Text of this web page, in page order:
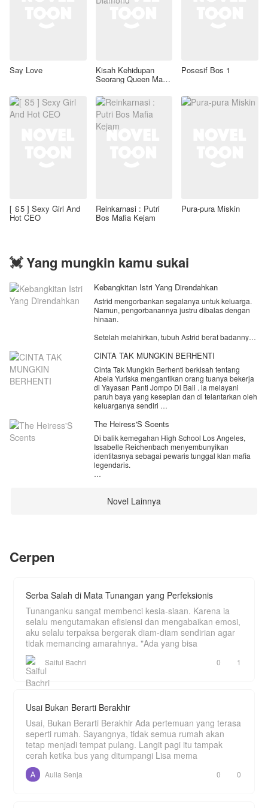
Say Love Kisah Kehidupan
Seorang Queen Mafia
Posesif Bos 1
[ ៜ5 ] Sexy Girl And
Hot CEO
Reinkarnasi : Putri
Bos Mafia Kejam
Pura-pura Miskin
💓 Yang mungkin kamu sukai
Kebangkitan Istri Yang Direndahkan
Astrid mengorbankan segalanya untuk keluarga.
Namun, pengorbanannya justru dibalas dengan
hinaan.
Setelah melahirkan, tubuh Astrid berat badannya
yang seorang dokter, merasa malu memiliki istri
juga menganggap Astrid sebagai wanita tidak
berguna karena tidak memiliki pekerjaan maupun
prestasi yang bisa dibanggakan.
Puncaknya terjadi saat Lucas dan Marta
undangan. Harga dirinya diinjak-injak tanpa belas
kasihan, seolah seluruh pengorbanannya selama
ini tidak pernah berarti. Hari itu, Astrid
memutuskan untuk berhenti menangis.
Dengan bantuan Mateo, Astrid bangkit dan
dulu merendahkan mulai menyadari kesalahan
mereka.
CINTA TAK MUNGKIN BERHENTI
Cinta Tak Mungkin Berhenti berkisah tentang
Abela Yuriska mengantikan orang tuanya bekerja
di Yayasan Panti Jompo Di Bali . ia melayani
paruh baya yang kesepian dan di telantarkan oleh
keluarganya sendiri
Keadaan masa lalu yang membuat dirinya
sebuah masalah sehingga ya di bantu oleh
keluarga yang sangat baik dan terkaya
hingga suatu seketika. ia baru sadar pemilik
yayasan ini memiliki cucu . dan itu adalah masa
The Heiress'S Scents
Di balik kemegahan High School Los Angeles,
Issabelle Reichenbach menyembunyikan
identitasnya sebagai pewaris tunggal klan mafia
legendaris.
penderitaan tinggal bersama ibu kandungnya
yang lemah dan ayah tiri yang kasar.
kehilangan indra penciuman sejak lahir.
Secara mengejutkan, aroma tubuh dingin
menyerupai mawar es milik Issabelle menjadi
satu-satunya wewangian yang bisa dicium oleh
Navarro setelah 16 tahun hidupnya.
mulai terobsesi untuk menguak topeng misterius
Happy reading 🌷
Novel Lainnya
Cerpen
Serba Salah di Mata Tunangan yang Perfeksionis
Tunanganku sangat membenci kesia-siaan. Karena ia
selalu mengutamakan efisiensi dan mengabaikan emosi,
aku selalu terpaksa bergerak diam-diam sendirian agar
tidak memancing amarahnya. "Ada yang bisa
Saiful Bachri 0 1
Usai Bukan Berarti Berakhir
Usai, Bukan Berarti Berakhir Ada pertemuan yang terasa
seperti rumah. Sayangnya, tidak semua rumah akan
tetap menjadi tempat pulang. Langit pagi itu tampak
cerah ketika bus yang ditumpangi Lisa mema
Aulia Senja 0 0